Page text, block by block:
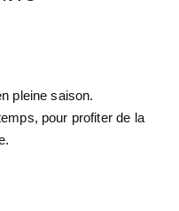
pleine saison.
pour profiter de la